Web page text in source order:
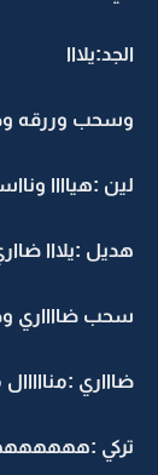
الجد:يلااا
وسحب وررقه
لين :هياااا
هديل :يلااا
سحب ضااااري
ضاااري
تركي